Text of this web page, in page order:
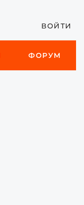
ВОЙТИ
ФОРУМ